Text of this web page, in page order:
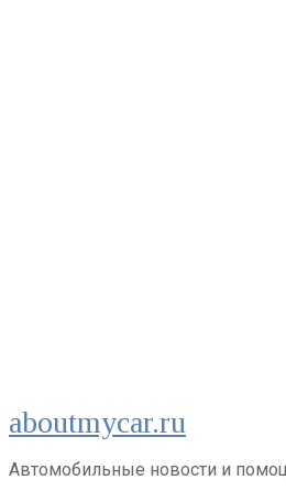
Перейти
к
контенту
aboutmycar.ru
Автомобильные новости и